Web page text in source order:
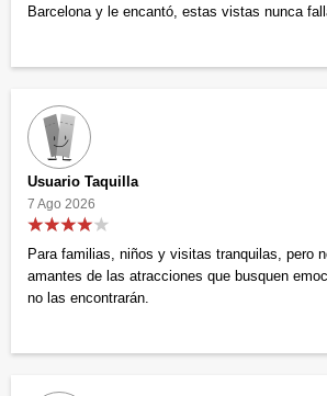
Barcelona y le encantó, estas vistas nunca
Usuario Taquilla
7 Ago 2026
Para familias, niños y visitas tranquilas, pero
amantes de las atracciones que busquen
no las encontrarán.